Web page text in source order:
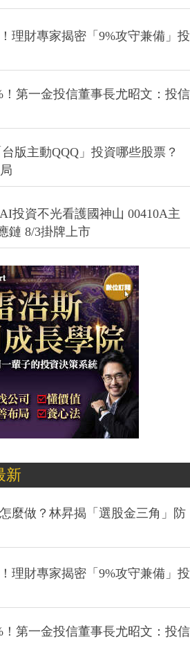
理財專家揭密「9%攻守兼備」投
！第一金投信董事長尤昭文：投信
版主動QQQ」投資哪些股票？
投資不光看護國神山 00410A主
鏈 8/3掛牌上市
新
麼做？林昇揭「選股金三角」防
理財專家揭密「9%攻守兼備」投
！第一金投信董事長尤昭文：投信